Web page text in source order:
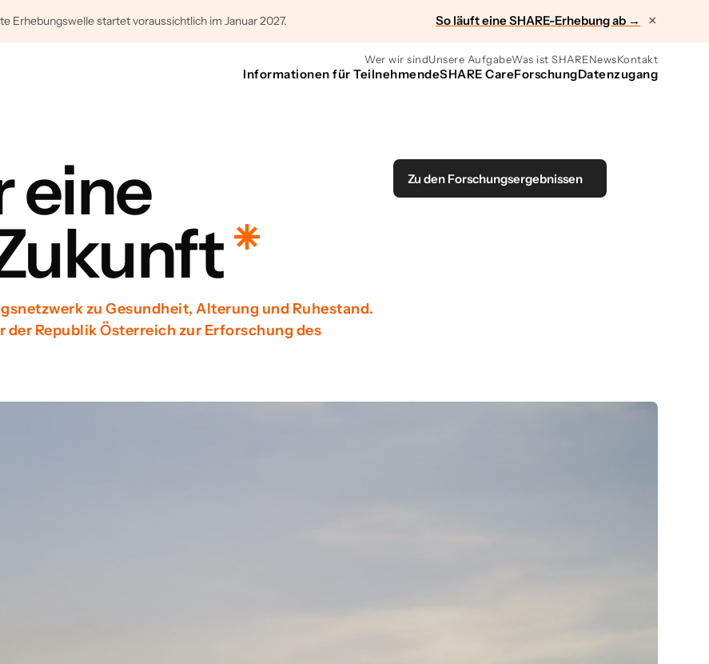
Erhebungswelle startet voraussichtlich im Januar 2027. So läuft eine SHARE-Erhebung ab → ×
Wer wir sindUnsere AufgabeWas ist SHARENewsKontakt
Informationen für TeilnehmendeSHARE CareForschungDatenzugang
eine
zu Gesundheit, Alterung und Ruhestand.
Republik Österreich zur Erforschung des
Zu den Forschungsergebnissen